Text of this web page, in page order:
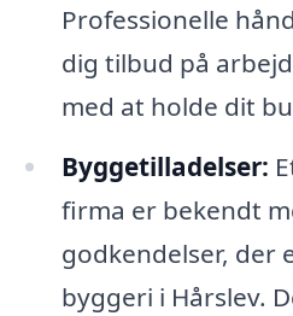
Professionelle
dig tilbud på
med at holde dit
Byggetilladelser:
firma er bekendt
godkendelser, der
byggeri i Hårslev.